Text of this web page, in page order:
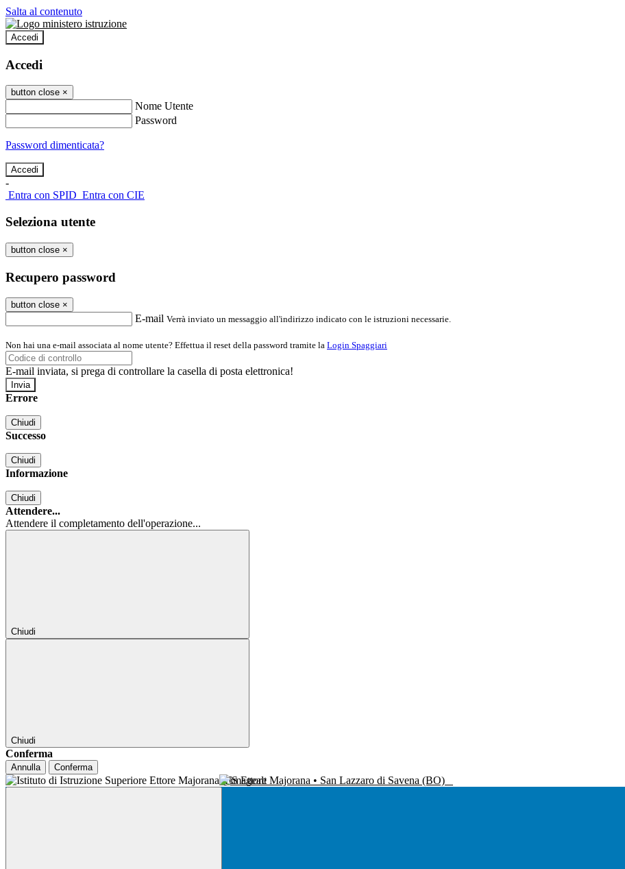
Salta al contenuto
Accedi
Accedi
button close ×
Nome Utente
Password
Password dimenticata?
-
Entra con SPID Entra con CIE
Seleziona utente
button close ×
Recupero password
button close ×
E-mail Verrà inviato un messaggio all'indirizzo indicato con le istruzioni necessarie.
Non hai una e-mail associata al nome utente? Effettua il reset della password tramite la Login Spaggiari
E-mail inviata, si prega di controllare la casella di posta elettronica!
Errore
Chiudi
Successo
Chiudi
Informazione
Chiudi
Attendere...
Attendere il completamento dell'operazione...
Chiudi
Chiudi
Conferma
Annulla Conferma
IIS Ettore Majorana • San Lazzaro di Savena (BO)